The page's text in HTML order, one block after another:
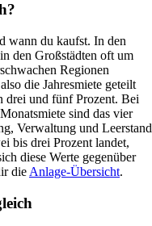
wann du kaufst. In den
den Großstädten oft um
Regionen
die Jahresmiete geteilt
drei und fünf Prozent. Bei
sind das vier
Verwaltung und Leerstand
bis drei Prozent landet,
diese Werte gegenüber
die Anlage-Übersicht.